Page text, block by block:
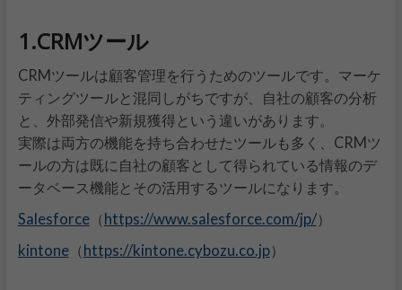
1.CRMツール
CRMツールは顧客管理を行うためのツールです。マーケ
ティングツールと混同しがちですが、自社の顧客の分析
と、外部発信や新規獲得という違いがあります。
実際は両方の機能を持ち合わせたツールも多く、CRMツ
ールの方は既に自社の顧客として得られている情報のデ
ータベース機能とその活用するツールになります。
Salesforce（ https://www.salesforce.com/jp/）
kintone（ https://kintone.cybozu.co.jp）